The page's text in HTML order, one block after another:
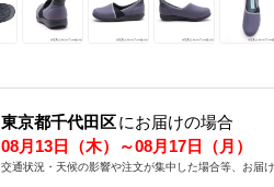
東京都千代田区にお届けの場合
08月13日（木）～08月17日（月）
交通状況・天候の影響や注文が集中した場合等、お届